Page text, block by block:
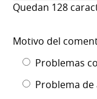
Quedan 128
Motivo del
Problemas
Problema de